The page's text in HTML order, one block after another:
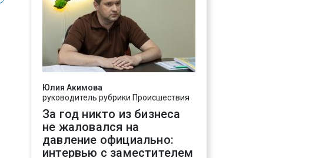
Юлия Акимова
руководитель рубрики Происшествия
За год никто из бизнеса
не жаловался на
давление официально:
интервью с заместителем